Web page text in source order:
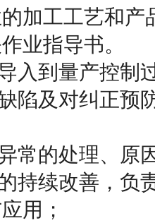
加工工艺和
业指导书。
入到量产控制
陷及对纠正预
常的处理、原
持续改善，负
用；